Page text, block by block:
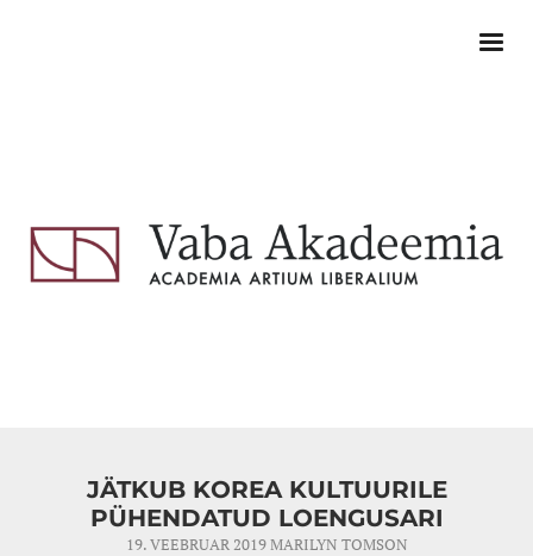
JÄTKUB KOREA KULTUURILE
PÜHENDATUD LOENGUSARI
19. VEEBRUAR 2019MARILYN TOMSON